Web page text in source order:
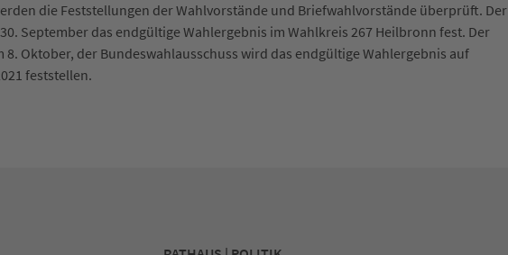
die Feststellungen der Wahlvorstände und Briefwahlvorstände überprüft. Der
September das endgültige Wahlergebnis im Wahlkreis 267 Heilbronn fest. Der
8. Oktober, der Bundeswahlausschuss wird das endgültige Wahlergebnis auf
feststellen.